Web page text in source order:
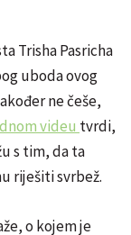
Trisha Pasricha
uboda ovog
ne češe,
videu tvrdi,
s tim, da ta
riješiti svrbež.
o kojem je